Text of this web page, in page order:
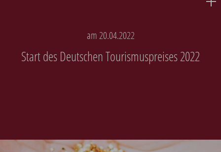
am 20.04.2022
Start des Deutschen Tourismuspreises 2022